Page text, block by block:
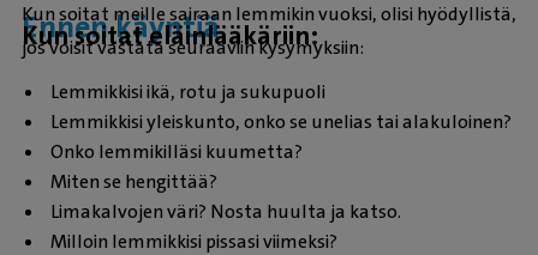
Ennen käyntiä
Kun soitat eläinlääkäriin:
Kun soitat meille sairaan lemmikin vuoksi, olisi hyödyllistä,
jos voisit vastata seuraaviin kysymyksiin:
Lemmikkisi ikä, rotu ja sukupuoli
Lemmikkisi yleiskunto, onko se unelias tai alakuloinen?
Onko lemmikilläsi kuumetta?
Miten se hengittää?
Limakalvojen väri? Nosta huulta ja katso.
Milloin lemmikkisi pissasi viimeksi?